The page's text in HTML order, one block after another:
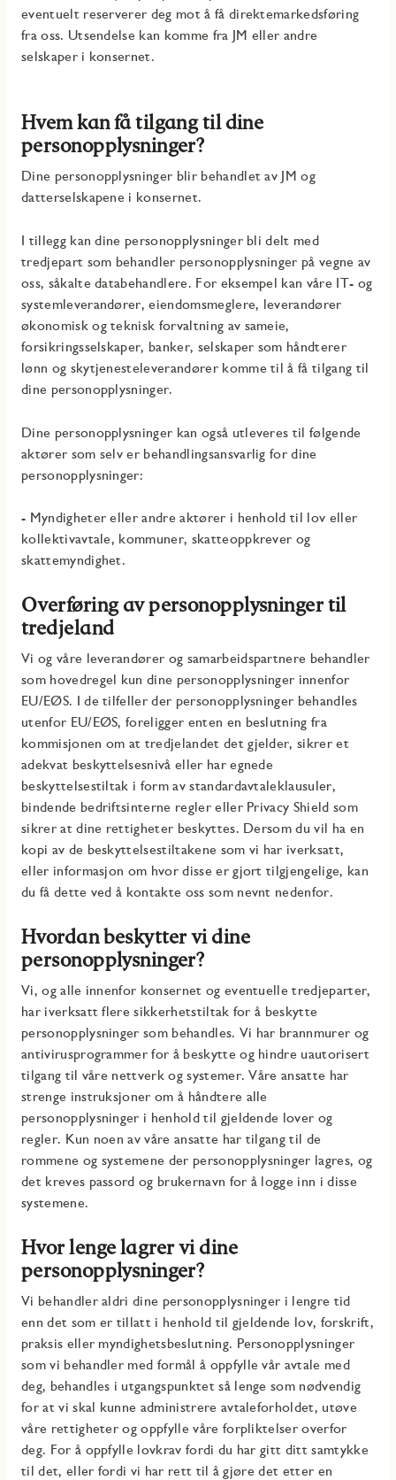
eventuelt reserverer deg mot å få direktemarkedsføring
fra oss. Utsendelse kan komme fra JM eller andre
selskaper i konsernet.
Hvem kan få tilgang til dine
personopplysninger?
Dine personopplysninger blir behandlet av JM og
datterselskapene i konsernet.
I tillegg kan dine personopplysninger bli delt med
tredjepart som behandler personopplysninger på vegne av
oss, såkalte databehandlere. For eksempel kan våre IT- og
systemleverandører, eiendomsmeglere, leverandører
økonomisk og teknisk forvaltning av sameie,
forsikringsselskaper, banker, selskaper som håndterer
lønn og skytjenesteleverandører komme til å få tilgang til
dine personopplysninger.
Dine personopplysninger kan også utleveres til følgende
aktører som selv er behandlingsansvarlig for dine
personopplysninger:
- Myndigheter eller andre aktører i henhold til lov eller
kollektivavtale, kommuner, skatteoppkrever og
skattemyndighet.
Overføring av personopplysninger til
tredjeland
Vi og våre leverandører og samarbeidspartnere behandler
som hovedregel kun dine personopplysninger innenfor
EU/EØS. I de tilfeller der personopplysninger behandles
utenfor EU/EØS, foreligger enten en beslutning fra
kommisjonen om at tredjelandet det gjelder, sikrer et
adekvat beskyttelsesnivå eller har egnede
beskyttelsestiltak i form av standardavtaleklausuler,
bindende bedriftsinterne regler eller Privacy Shield som
sikrer at dine rettigheter beskyttes. Dersom du vil ha en
kopi av de beskyttelsestiltakene som vi har iverksatt,
eller informasjon om hvor disse er gjort tilgjengelige, kan
du få dette ved å kontakte oss som nevnt nedenfor.
Hvordan beskytter vi dine
personopplysninger?
Vi, og alle innenfor konsernet og eventuelle tredjeparter,
har iverksatt flere sikkerhetstiltak for å beskytte
personopplysninger som behandles. Vi har brannmurer og
antivirusprogrammer for å beskytte og hindre uautorisert
tilgang til våre nettverk og systemer. Våre ansatte har
strenge instruksjoner om å håndtere alle
personopplysninger i henhold til gjeldende lover og
regler. Kun noen av våre ansatte har tilgang til de
rommene og systemene der personopplysninger lagres, og
det kreves passord og brukernavn for å logge inn i disse
systemene.
Hvor lenge lagrer vi dine
personopplysninger?
Vi behandler aldri dine personopplysninger i lengre tid
enn det som er tillatt i henhold til gjeldende lov, forskrift,
praksis eller myndighetsbeslutning. Personopplysninger
som vi behandler med formål å oppfylle vår avtale med
deg, behandles i utgangspunktet så lenge som nødvendig
for at vi skal kunne administrere avtaleforholdet, utøve
våre rettigheter og oppfylle våre forpliktelser overfor
deg. For å oppfylle lovkrav fordi du har gitt ditt samtykke
til det, eller fordi vi har rett til å gjøre det etter en